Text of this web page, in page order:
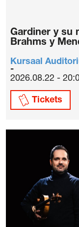
Gardiner y su
Brahms y
Kursaal
2026.08.22 -
Tickets